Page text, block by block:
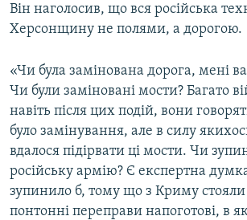
Він наголосив, що вся російська
Херсонщину не полями, а дорогою.
«Чи була замінована дорога, мені
Чи були заміновані мости? Багато
навіть після цих подій, вони
було замінування, але в силу
вдалося підірвати ці мости. Чи
російську армію? Є експертна
зупинило б, тому що з Криму
понтонні переправи напоготові, в